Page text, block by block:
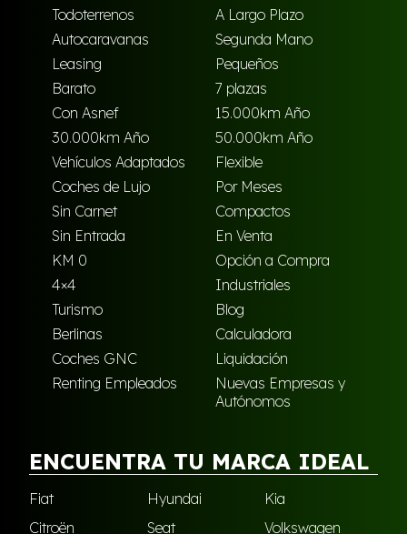
Todoterrenos
A Largo Plazo
Autocaravanas
Segunda Mano
Leasing
Pequeños
Barato
7 plazas
Con Asnef
15.000km Año
30.000km Año
50.000km Año
Vehículos Adaptados
Flexible
Coches de Lujo
Por Meses
Sin Carnet
Compactos
Sin Entrada
En Venta
KM 0
Opción a Compra
4×4
Industriales
Turismo
Blog
Berlinas
Calculadora
Coches GNC
Liquidación
Renting Empleados
Nuevas Empresas y
Autónomos
ENCUENTRA TU MARCA IDEAL
Fiat Hyundai
Kia
Citroën
Seat Volkswagen